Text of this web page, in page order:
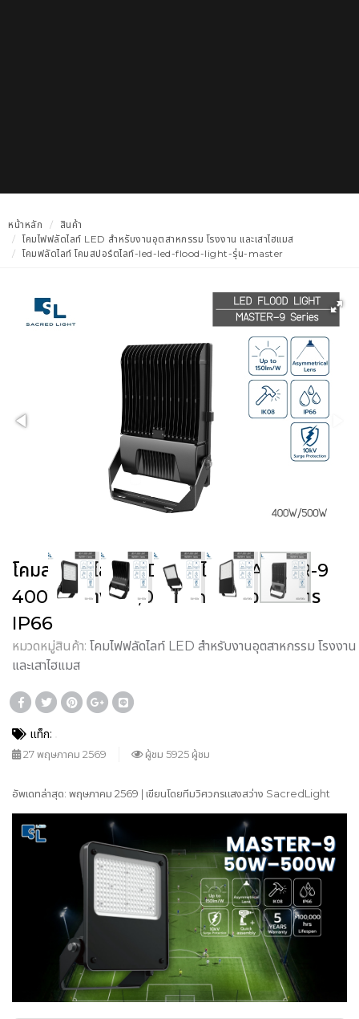
หน้าหลัก
สินค้า
โคมไฟฟลัดไลท์ LED สำหรับงานอุตสาหกรรม โรงงาน และเสาไฮแมส
โคมฟลัดไลท์ โคมสปอร์ตไลท์-led-led-flood-light-รุ่น-master
โคมสปอร์ตไลท์ LED ฟลัดไลท์ MASTER-9
400W สว่าง 60,000 lm เลนส์อสมมาตร
IP66
หมวดหมู่สินค้า: โคมไฟฟลัดไลท์ LED สำหรับงานอุตสาหกรรม โรงงาน
และเสาไฮแมส
แท็ก:
27 พฤษภาคม 2569 ผู้ชม 5925 ผู้ชม
อัพเดทล่าสุด: พฤษภาคม 2569 | เขียนโดยทีมวิศวกรแสงสว่าง SacredLight